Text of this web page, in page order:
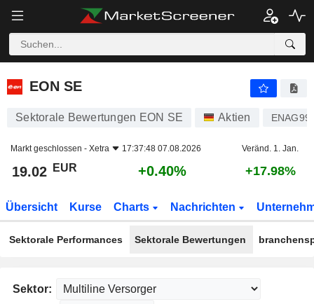
EON SE
EON SE
Sektorale Bewertungen EON SE Aktien ENAG99
Markt geschlossen - Xetra 17:37:48 07.08.2026 Veränd. 1. Jan.
19.02 EUR +0.40% +17.98%
Übersicht Kurse Charts Nachrichten
Sektorale Performances Sektorale Bewertungen
Sektor: